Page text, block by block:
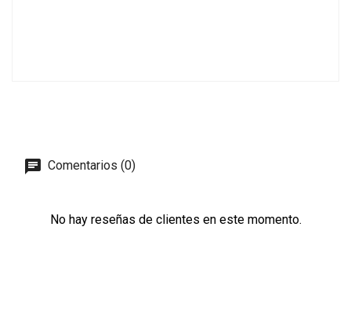
Comentarios (0)
No hay reseñas de clientes en este momento.